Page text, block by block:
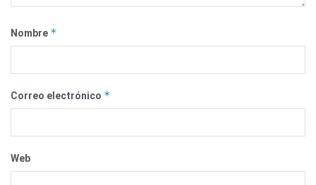
Nombre *
Correo electrónico *
Web